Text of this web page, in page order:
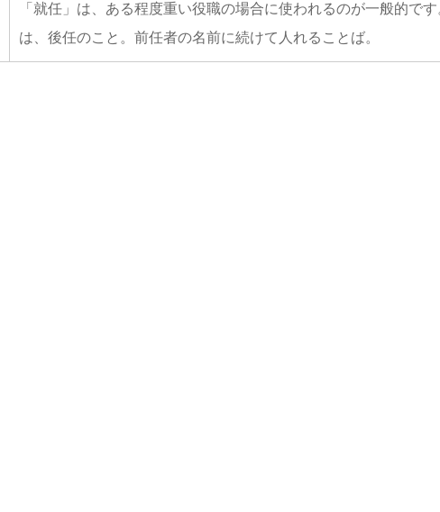
「就任」は、ある程度重い役職の場合に使われるのが一般的です
は、後任のこと。前任者の名前に続けて人れることば。